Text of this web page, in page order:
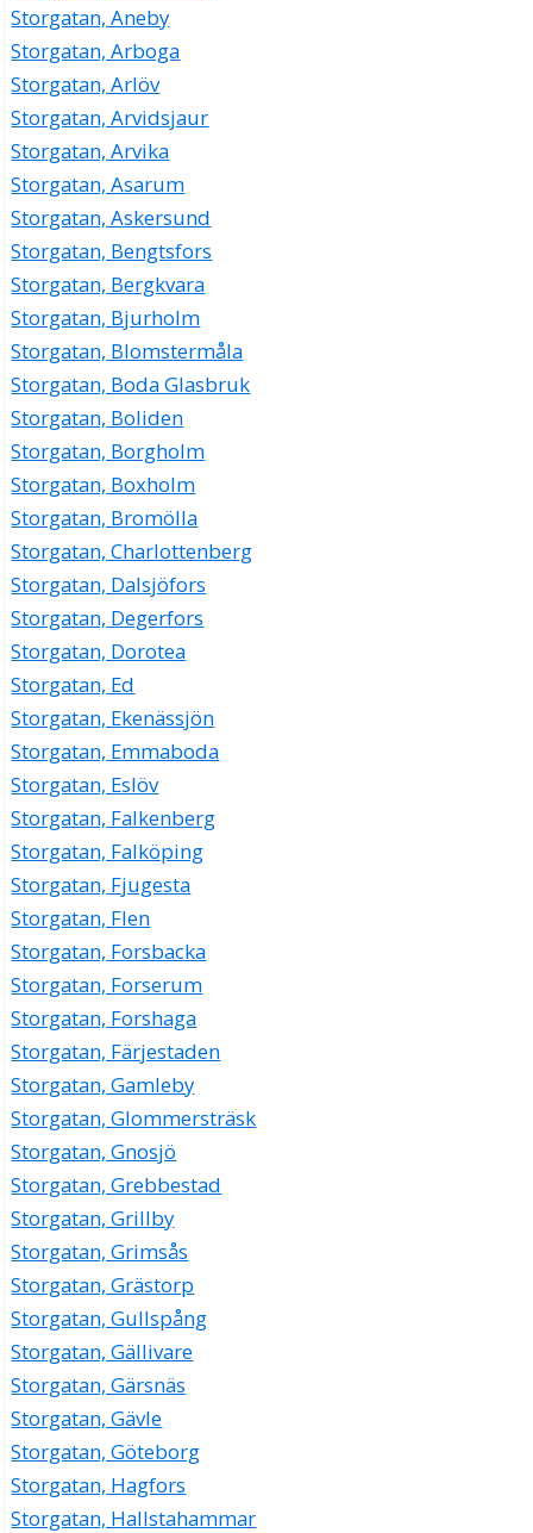
Storgatan, Aneby
Storgatan, Arboga
Storgatan, Arlöv
Storgatan, Arvidsjaur
Storgatan, Arvika
Storgatan, Asarum
Storgatan, Askersund
Storgatan, Bengtsfors
Storgatan, Bergkvara
Storgatan, Bjurholm
Storgatan, Blomstermåla
Storgatan, Boda Glasbruk
Storgatan, Boliden
Storgatan, Borgholm
Storgatan, Boxholm
Storgatan, Bromölla
Storgatan, Charlottenberg
Storgatan, Dalsjöfors
Storgatan, Degerfors
Storgatan, Dorotea
Storgatan, Ed
Storgatan, Ekenässjön
Storgatan, Emmaboda
Storgatan, Eslöv
Storgatan, Falkenberg
Storgatan, Falköping
Storgatan, Fjugesta
Storgatan, Flen
Storgatan, Forsbacka
Storgatan, Forserum
Storgatan, Forshaga
Storgatan, Färjestaden
Storgatan, Gamleby
Storgatan, Glommersträsk
Storgatan, Gnosjö
Storgatan, Grebbestad
Storgatan, Grillby
Storgatan, Grimsås
Storgatan, Grästorp
Storgatan, Gullspång
Storgatan, Gällivare
Storgatan, Gärsnäs
Storgatan, Gävle
Storgatan, Göteborg
Storgatan, Hagfors
Storgatan, Hallstahammar